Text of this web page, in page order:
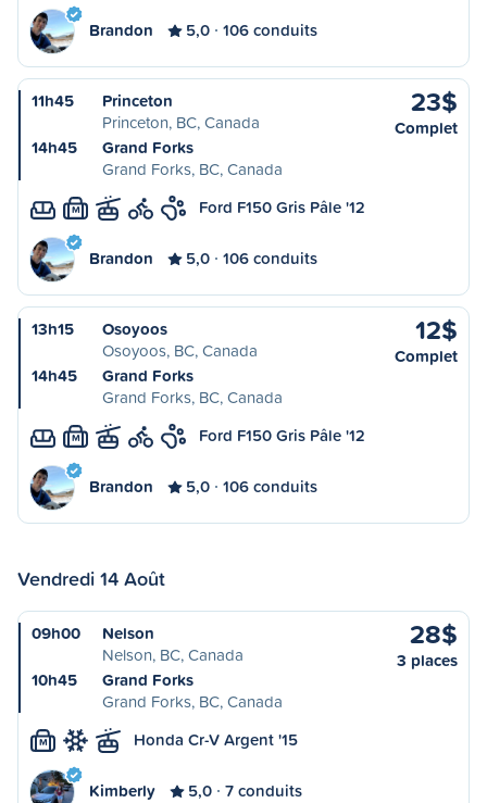
Brandon 5,0 106 conduits
11h45
Princeton
Princeton, BC, Canada
14h45
Grand Forks
Grand Forks, BC, Canada
23$
Complet
M Ford F150 Gris Pâle '12
Brandon 5,0 106 conduits
13h15
Osoyoos
Osoyoos, BC, Canada
14h45
Grand Forks
Grand Forks, BC, Canada
12$
Complet
M Ford F150 Gris Pâle '12
Brandon 5,0 106 conduits
Vendredi 14 Août
09h00
Nelson
Nelson, BC, Canada
10h45
Grand Forks
Grand Forks, BC, Canada
28$
3 places
M Honda Cr-V Argent '15
Kimberly 5,0 7 conduits